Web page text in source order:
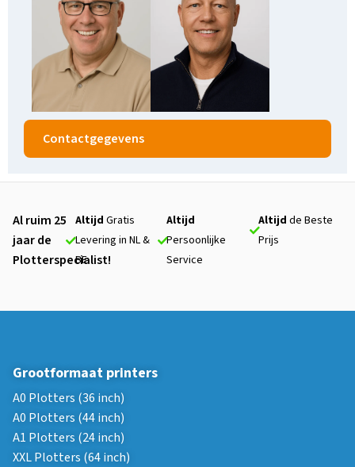
Contactgegevens
Al ruim 25
jaar de
Plotterspecialist!
Altijd Gratis
Levering in NL &
BE
Altijd
Persoonlijke
Service
Altijdde Beste
Prijs
Grootformaat printers
A0 Plotters (36 inch)
A0 Plotters (44 inch)
A1 Plotters (24 inch)
XXL Plotters (64 inch)